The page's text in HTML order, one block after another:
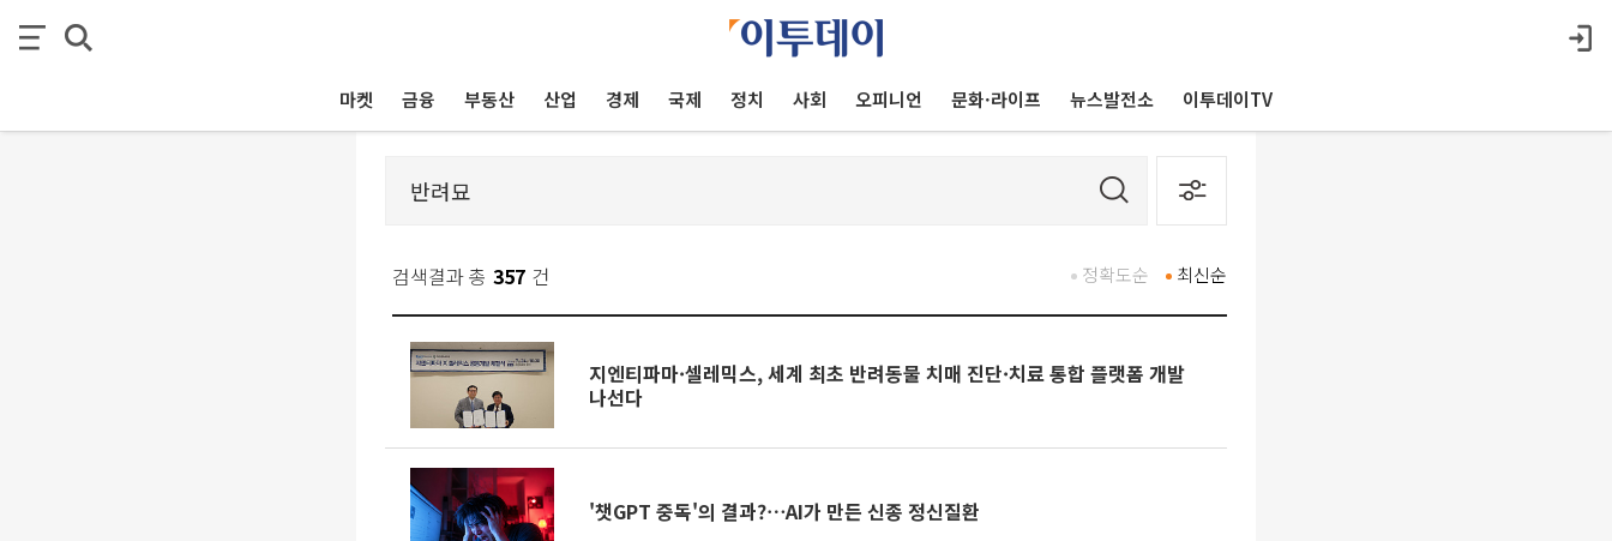
마켓 금융 부동산 산업 경제 국제 정치 사회 오피니언 문화·라이프 뉴스발전소 이투데이TV
검색결과 총 357 건 최신순
정확도순
지엔티파마·셀레믹스, 세계 최초 반려동물 치매 진단·치료 통합 플랫폼 개발
나선다
'챗GPT 중독'의 결과?⋯AI가 만든 신종 정신질환